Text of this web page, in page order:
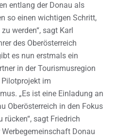
entlang der Donau als
so einen wichtigen Schritt,
werden“, sagt Karl
des Oberösterreich
es nun erstmals ein
in der Tourismusregion
im
„Es ist eine Einladung an
Oberösterreich in den Fokus
rücken“, sagt Friedrich
Donau